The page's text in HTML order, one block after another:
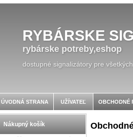
RYBÁRSKE
rybárske potreby,eshop
dostupné signalizátory pre všetkých
ÚVODNÁ STRANA UŽÍVATEĽ OBCHODNÉ
Nákupný košík